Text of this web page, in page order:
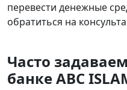
перевести денежные
обратиться на
Часто
банке ABC